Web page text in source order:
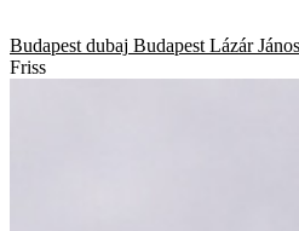
Budapest dubaj Budapest Lázár János
Friss